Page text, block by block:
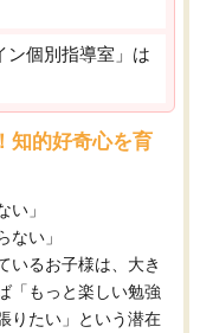
ン個別指導室」は
知的好奇心を育
い」
ない」
いるお子様は、大き
「もっと楽しい勉強
りたい」という潜在